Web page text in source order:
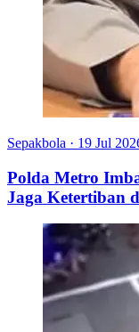
Sepakbola · 19 Jul
Polda Metro
Jaga Ketertiban